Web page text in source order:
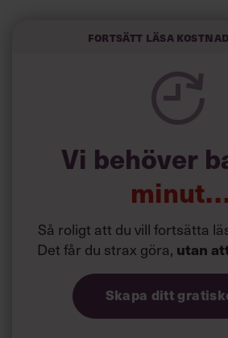
och höjt arbetsglädjen på Google:
Fortsätt läsa
Vi behöver
Så roligt att du vill fortsätta
Det får du strax göra, utan
Skapa ditt